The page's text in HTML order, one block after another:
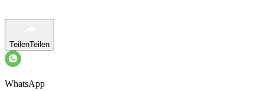
TeilenTeilen
WhatsApp